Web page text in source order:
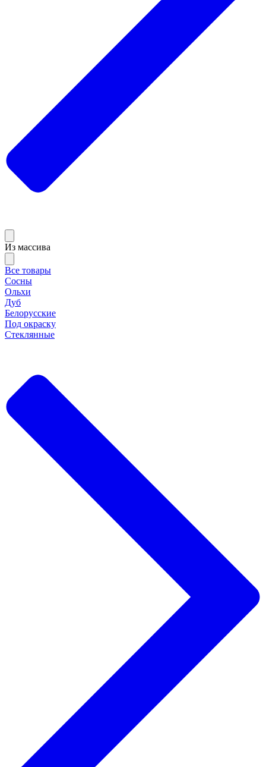
Из массива
Все товары
Сосны
Ольхи
Дуб
Белорусские
Под окраску
Стеклянные